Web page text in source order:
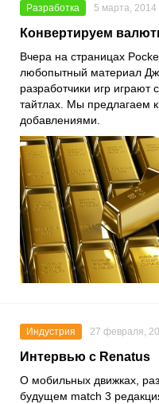
Разработка 5 марта, 2014
Конвертируем
Вчера на страницах
любопытный материал
разработчики игр играют
тайтлах. Мы предлагаем
добавлениями.
Индустрия 27 февраля,
Интервью с Renatus
О мобильных движках,
будущем match 3